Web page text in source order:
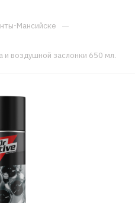
Мансийске —
и воздушной заслонки 650 мл.